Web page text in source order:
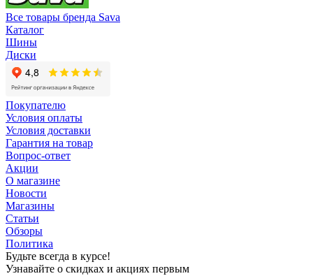
Все товары бренда Sava
Каталог
Шины
Диски
Покупателю
Условия оплаты
Условия доставки
Гарантия на товар
Вопрос-ответ
Акции
О магазине
Новости
Магазины
Статьи
Обзоры
Политика
Будьте всегда в курсе!
Узнавайте о скидках и акциях первым